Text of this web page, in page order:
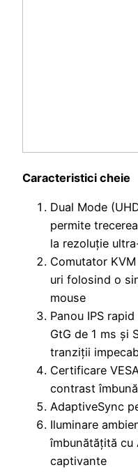
Caracteristici cheie
Dual Mode
permite
la rezoluție
Comutator
uri folosind o
mouse
Panou IPS
GtG de 1 ms și
tranziții
Certificare
contrast
AdaptiveSync
Iluminare
îmbunătățită cu
captivante